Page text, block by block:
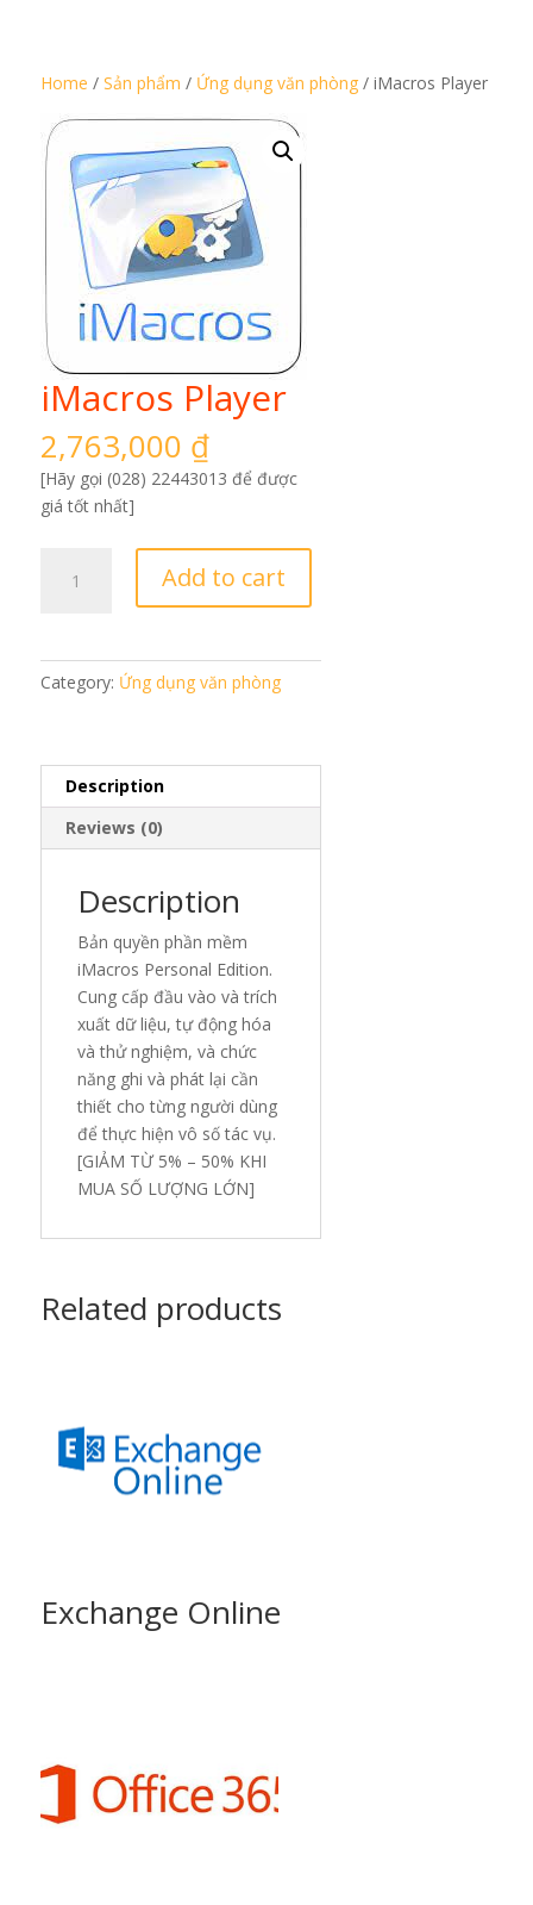
Home / Sản phẩm / Ứng dụng văn phòng/ iMacros Player
iMacros Player
2,763,000 ₫
[Hãy gọi (028) 22443013 để được
giá tốt nhất]
Player
Add to cart
Category: Ứng dụng văn phòng
Description
Reviews (0)
Description
Bản quyền phần mềm
iMacros Personal Edition.
Cung cấp đầu vào và trích
xuất dữ liệu, tự động hóa
và thử nghiệm, và chức
năng ghi và phát lại cần
thiết cho từng người dùng
để thực hiện vô số tác vụ.
[GIẢM TỪ 5% – 50% KHI
MUA SỐ LƯỢNG LỚN]
Related products
Exchange Online